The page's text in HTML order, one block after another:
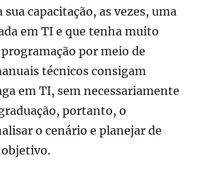
sua capacitação, as vezes, uma
em TI e que tenha muito
por meio de
técnicos consigam
em TI, sem necessariamente
portanto, o
o cenário e planejar de
objetivo.